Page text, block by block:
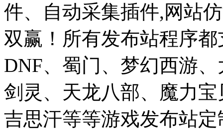
件、自动采集插件,网站
双赢！所有发布站程序
DNF、蜀门、梦幻西游
剑灵、天龙八部、魔力
吉思汗等等游戏发布站定